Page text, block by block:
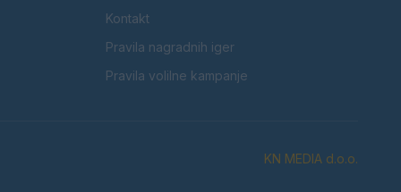
Kontakt
Pravila nagradnih iger
Pravila volilne kampanje
KN MEDIA d.o.o.